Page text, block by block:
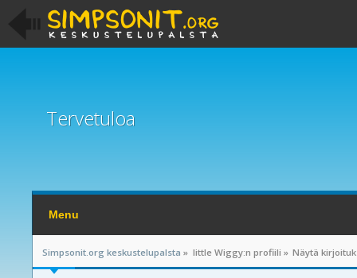
Tervetuloa
Menu
Simpsonit.org keskustelupalsta » little Wiggy:n profiili » Näytä